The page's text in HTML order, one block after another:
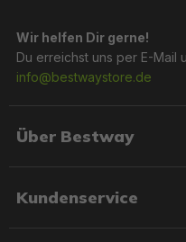
Wir helfen Dir gerne!
Du erreichst uns per E-Mail
info@bestwaystore.de
Über Bestway
Kundenservice